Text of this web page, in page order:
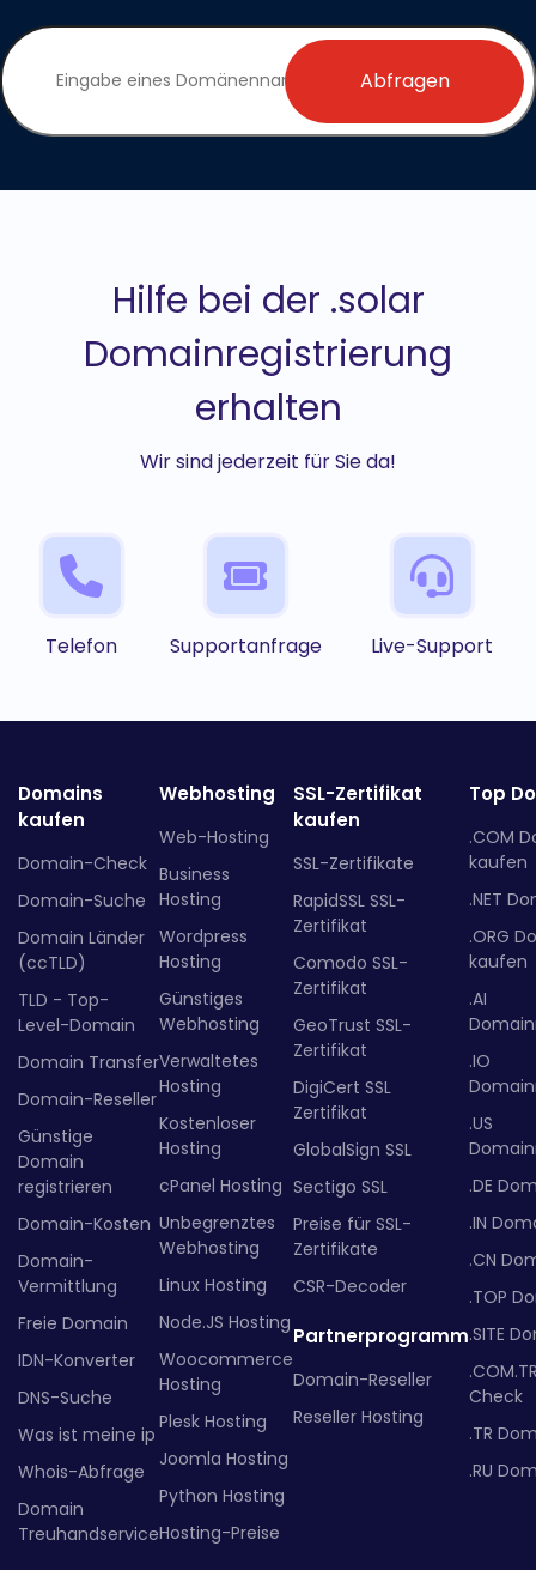
Abfragen
Hilfe bei der .solar
Domainregistrierung
erhalten
Wir sind jederzeit für Sie da!
Telefon Supportanfrage Live-Support
Domains
kaufen
Domain-Check
Domain-Suche
Domain Länder
(ccTLD)
TLD - Top-
Level-Domain
Domain Transfer
Domain-Reseller
Günstige
Domain
registrieren
Domain-Kosten
Domain-
Vermittlung
Freie Domain
IDN-Konverter
DNS-Suche
Was ist meine ip
Whois-Abfrage
Domain
Treuhandservice
Webhosting
Web-Hosting
Business
Hosting
Wordpress
Hosting
Günstiges
Webhosting
Verwaltetes
Hosting
Kostenloser
Hosting
cPanel Hosting
Unbegrenztes
Webhosting
Linux Hosting
Node.JS Hosting
Woocommerce
Hosting
Plesk Hosting
Joomla Hosting
Python Hosting
Hosting-Preise
SSL-Zertifikat
kaufen
SSL-Zertifikate
RapidSSL SSL-
Zertifikat
Comodo SSL-
Zertifikat
GeoTrust SSL-
Zertifikat
DigiCert SSL
Zertifikat
GlobalSign SSL
Sectigo SSL
Preise für SSL-
Zertifikate
CSR-Decoder
Partnerprogramm
Domain-Reseller
Reseller Hosting
Top
.COM
kaufen
.NET
.ORG
kaufen
.AI
.IO
.US
.DE
.IN
.CN
.TOP
.SITE
Check
.TR
.RU